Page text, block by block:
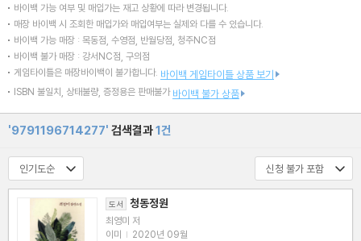
바이백 가능 여부 및 매입가는 재고 상황에 따라 변경됩니다.
매장 바이백 시 조회한 매입가와 매입여부는 실제와 다를 수 있습니다.
바이백 가능 매장 : 목동점, 수영점, 반월당점, 청주NC점
바이백 불가 매장 : 강서NC점, 구의점
게임타이틀은 매장바이백이 불가합니다. 바이백 게임타이틀 상품 보기
ISBN 불일치, 상태불량, 증정용은 판매불가 바이백 불가 상품
'9791196714277' 검색결과1건
도서 청동정원
최영미 저
이미 | 2020년 09월